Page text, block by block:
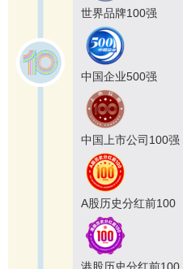
世界品牌100强
中国企业500强
中国上市公司100强
A股历史分红前100
港股历史分红前100